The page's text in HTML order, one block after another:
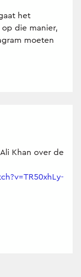
het
die manier,
moeten
Khan over de